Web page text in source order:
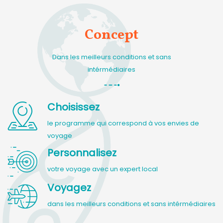
Concept
Dans les meilleurs conditions et sans
intérmédiaires
Choisissez
le programme qui correspond à vos envies de
voyage
Personnalisez
votre voyage avec un expert local
Voyagez
dans les meilleurs conditions et sans intérmédiaires